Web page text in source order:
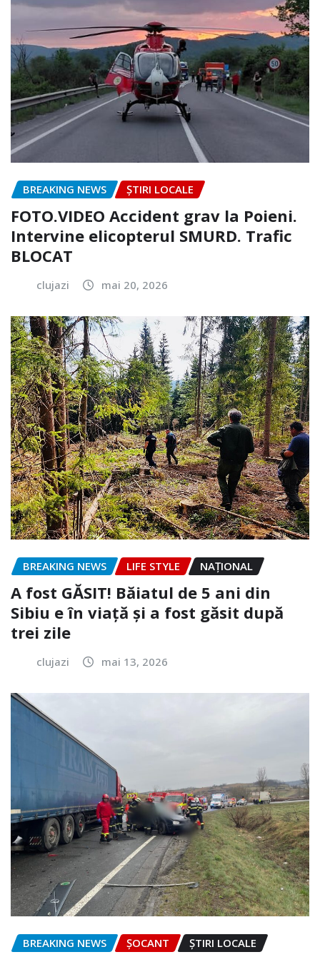
BREAKING NEWS ȘTIRI LOCALE
FOTO.VIDEO Accident grav la Poieni.
Intervine elicopterul SMURD. Trafic
BLOCAT
clujazi mai 20, 2026
BREAKING NEWS LIFE STYLE NAŢIONAL
A fost GĂSIT! Băiatul de 5 ani din
Sibiu e în viață și a fost găsit după
trei zile
clujazi mai 13, 2026
BREAKING NEWS ȘOCANT ȘTIRI LOCALE